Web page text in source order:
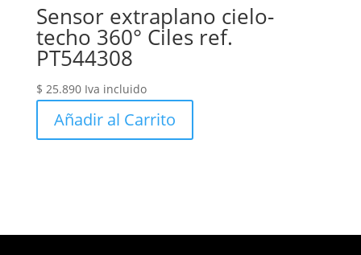
Sensor extraplano cielo-
techo 360° Ciles ref.
PT544308
$ 25.890 Iva incluido
Añadir al Carrito